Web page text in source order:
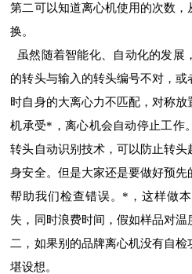
第二可以知道离心机使用的次数
换。
虽然随着智能化、自动化的发展
的转头与输入的转头编号不对，
时自身的大离心力不匹配，对称
机承受*，离心机会自动停止工作
转头自动识别技术，可以防止转
身安全。但是大家还是要做好预
帮助我们检查错误。*，这样做
失，同时浪费时间，假如样品对
二，如果别的品牌离心机没有自
堪设想。